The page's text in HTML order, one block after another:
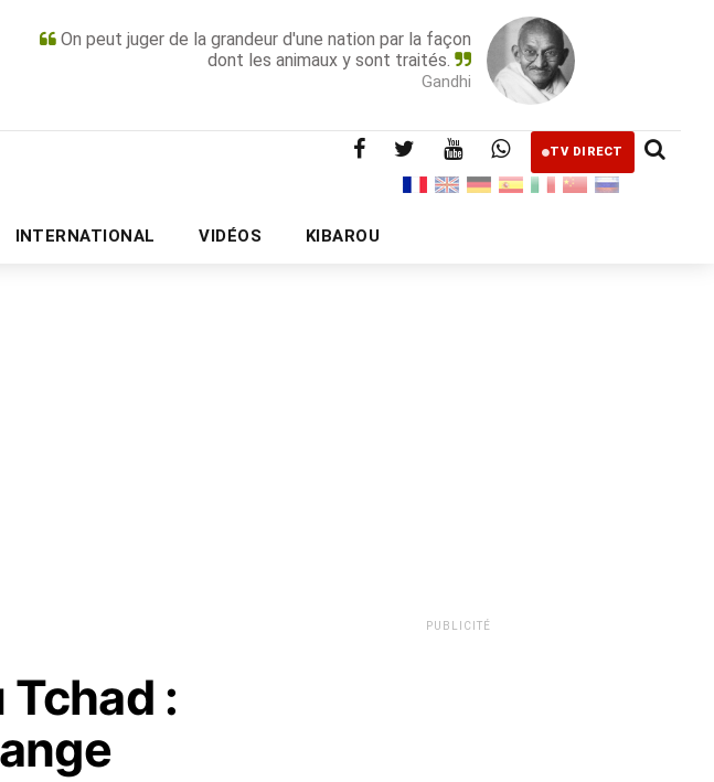
On peut juger de la grandeur d'une nation par la façon
dont les animaux y sont traités.
Gandhi
TV DIRECT
INTERNATIONAL VIDÉOS KIBAROU
:
PUBLICITÉ